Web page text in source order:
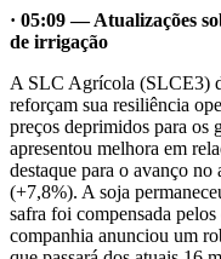
· 05:09 — Atualizações
de irrigação
A SLC Agrícola (SLCE3)
reforçam sua resiliência
preços deprimidos para os
apresentou melhora em
destaque para o avanço
(+7,8%). A soja
safra foi compensada
companhia anunciou um